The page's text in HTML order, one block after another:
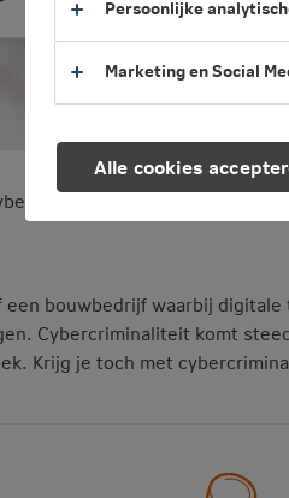
een bouwbedrijf waarbij
Cybercriminaliteit komt
Krijg je toch met
Alle cookies
Persoonlijke
Marketing en Social